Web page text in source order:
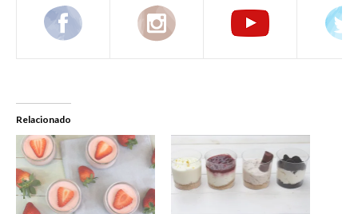
Relacionado